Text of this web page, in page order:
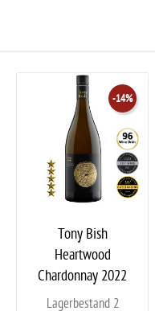
Tony Bish
Heartwood
Chardonnay 2022
Lagerbestand 2
-14%